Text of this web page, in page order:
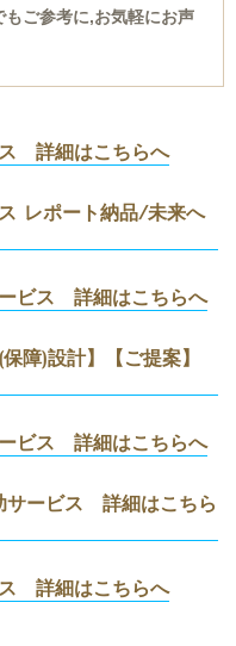
もご参考に,お気軽にお声
詳細はこちらへ
レポート納品/未来へ
ビス 詳細はこちらへ
障)設計】【ご提案】
ビス 詳細はこちらへ
サービス 詳細はこちら
ス 詳細はこちらへ